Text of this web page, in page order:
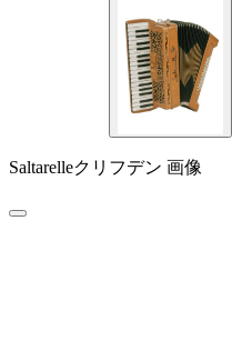
Saltarelleクリフデン 画像